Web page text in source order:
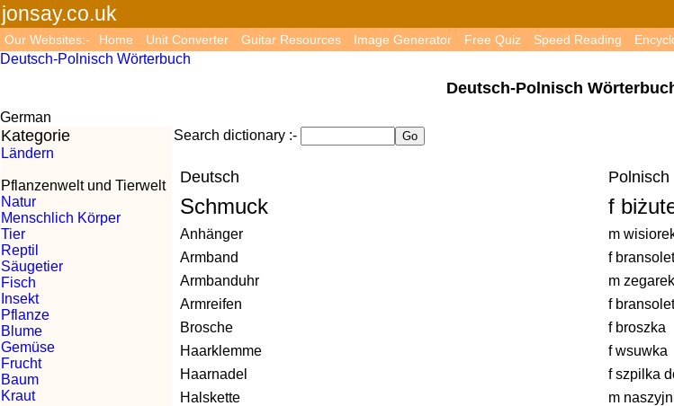
jonsay.co.uk
Our Websites:- Home Unit Converter Guitar Resources Image Generator Free Quiz Speed Reading
Deutsch-Polnisch Wörterbuch
Deutsch-Polnisch
German
Kategorie
Ländern
Pflanzenwelt und Tierwelt
Natur
Menschlich Körper
Tier
Reptil
Säugetier
Fisch
Insekt
Pflanze
Blume
Gemüse
Frucht
Baum
Kraut
Search dictionary :-
Deutsch Polnisch
Schmuck f
Anhänger
m
Armband
f
Armbanduhr
m zegarek
Armreifen
f
Brosche
f broszka
Haarklemme
f wsuwka
Haarnadel
f szpilka
Halskette
m